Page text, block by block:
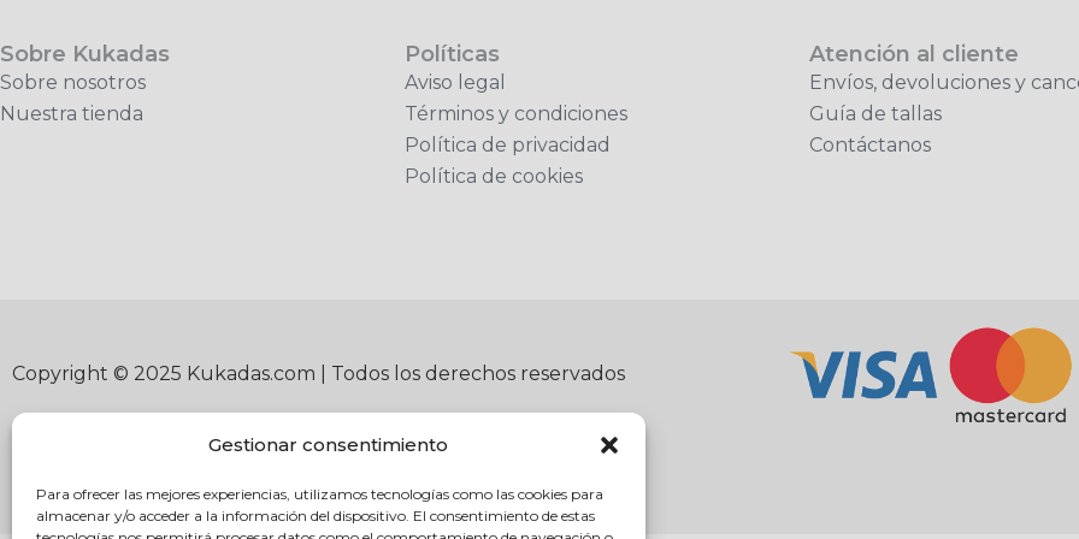
Gestionar consentimiento
Para ofrecer las mejores experiencias, utilizamos tecnologías como las cookies para
almacenar y/o acceder a la información del dispositivo. El consentimiento de estas
Sobre Kukadas
Sobre nosotros
Nuestra tienda
Políticas
Aviso legal
Términos y condiciones
Política de privacidad
Política de cookies
Atención al cliente
Envíos, devoluciones y
Guía de tallas
Contáctanos
Copyright © 2025 Kukadas.com | Todos los derechos reservados